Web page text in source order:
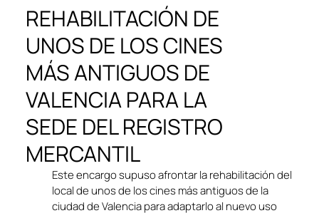
REHABILITACIÓN DE
UNOS DE LOS CINES
MÁS ANTIGUOS DE
VALENCIA PARA LA
SEDE DEL REGISTRO
MERCANTIL
Este encargo supuso afrontar la rehabilitación del
local de unos de los cines más antiguos de la
ciudad de Valencia para adaptarlo al nuevo uso